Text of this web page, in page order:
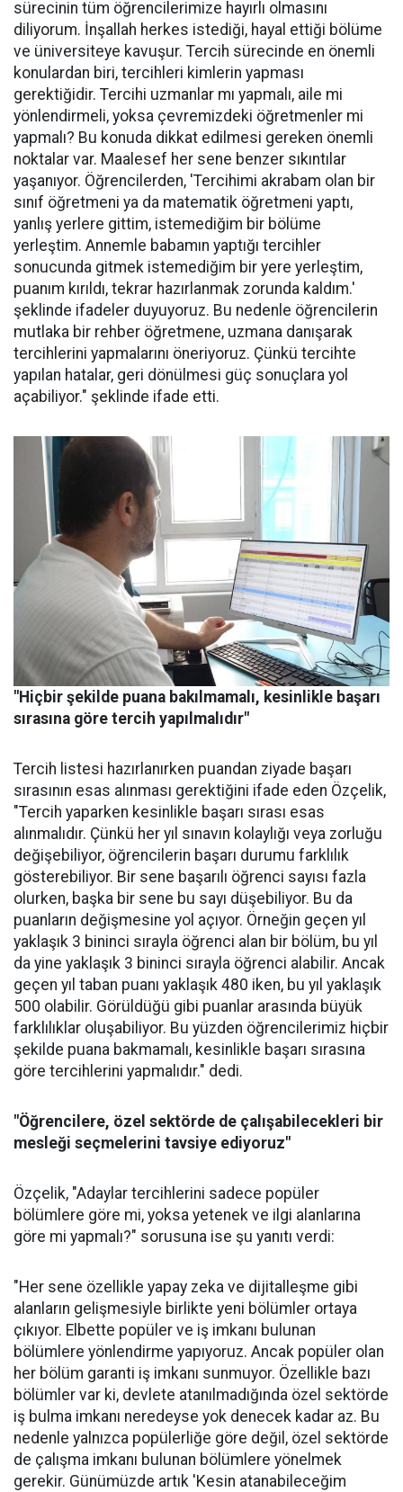
sürecinin tüm öğrencilerimize hayırlı olmasını
diliyorum. İnşallah herkes istediği, hayal ettiği bölüme
ve üniversiteye kavuşur. Tercih sürecinde en önemli
konulardan biri, tercihleri kimlerin yapması
gerektiğidir. Tercihi uzmanlar mı yapmalı, aile mi
yönlendirmeli, yoksa çevremizdeki öğretmenler mi
yapmalı? Bu konuda dikkat edilmesi gereken önemli
noktalar var. Maalesef her sene benzer sıkıntılar
yaşanıyor. Öğrencilerden, 'Tercihimi akrabam olan bir
sınıf öğretmeni ya da matematik öğretmeni yaptı,
yanlış yerlere gittim, istemediğim bir bölüme
yerleştim. Annemle babamın yaptığı tercihler
sonucunda gitmek istemediğim bir yere yerleştim,
puanım kırıldı, tekrar hazırlanmak zorunda kaldım.'
şeklinde ifadeler duyuyoruz. Bu nedenle öğrencilerin
mutlaka bir rehber öğretmene, uzmana danışarak
tercihlerini yapmalarını öneriyoruz. Çünkü tercihte
yapılan hatalar, geri dönülmesi güç sonuçlara yol
açabiliyor." şeklinde ifade etti.
"Hiçbir şekilde puana bakılmamalı, kesinlikle başarı
sırasına göre tercih yapılmalıdır"
Tercih listesi hazırlanırken puandan ziyade başarı
sırasının esas alınması gerektiğini ifade eden Özçelik,
"Tercih yaparken kesinlikle başarı sırası esas
alınmalıdır. Çünkü her yıl sınavın kolaylığı veya zorluğu
değişebiliyor, öğrencilerin başarı durumu farklılık
gösterebiliyor. Bir sene başarılı öğrenci sayısı fazla
olurken, başka bir sene bu sayı düşebiliyor. Bu da
puanların değişmesine yol açıyor. Örneğin geçen yıl
yaklaşık 3 bininci sırayla öğrenci alan bir bölüm, bu yıl
da yine yaklaşık 3 bininci sırayla öğrenci alabilir. Ancak
geçen yıl taban puanı yaklaşık 480 iken, bu yıl yaklaşık
500 olabilir. Görüldüğü gibi puanlar arasında büyük
farklılıklar oluşabiliyor. Bu yüzden öğrencilerimiz hiçbir
şekilde puana bakmamalı, kesinlikle başarı sırasına
göre tercihlerini yapmalıdır." dedi.
"Öğrencilere, özel sektörde de çalışabilecekleri bir
mesleği seçmelerini tavsiye ediyoruz"
Özçelik, "Adaylar tercihlerini sadece popüler
bölümlere göre mi, yoksa yetenek ve ilgi alanlarına
göre mi yapmalı?" sorusuna ise şu yanıtı verdi:
"Her sene özellikle yapay zeka ve dijitalleşme gibi
alanların gelişmesiyle birlikte yeni bölümler ortaya
çıkıyor. Elbette popüler ve iş imkanı bulunan
bölümlere yönlendirme yapıyoruz. Ancak popüler olan
her bölüm garanti iş imkanı sunmuyor. Özellikle bazı
bölümler var ki, devlete atanılmadığında özel sektörde
iş bulma imkanı neredeyse yok denecek kadar az. Bu
nedenle yalnızca popülerliğe göre değil, özel sektörde
de çalışma imkanı bulunan bölümlere yönelmek
gerekir. Günümüzde artık 'Kesin atanabileceğim